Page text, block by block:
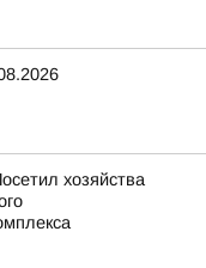
хозяйства